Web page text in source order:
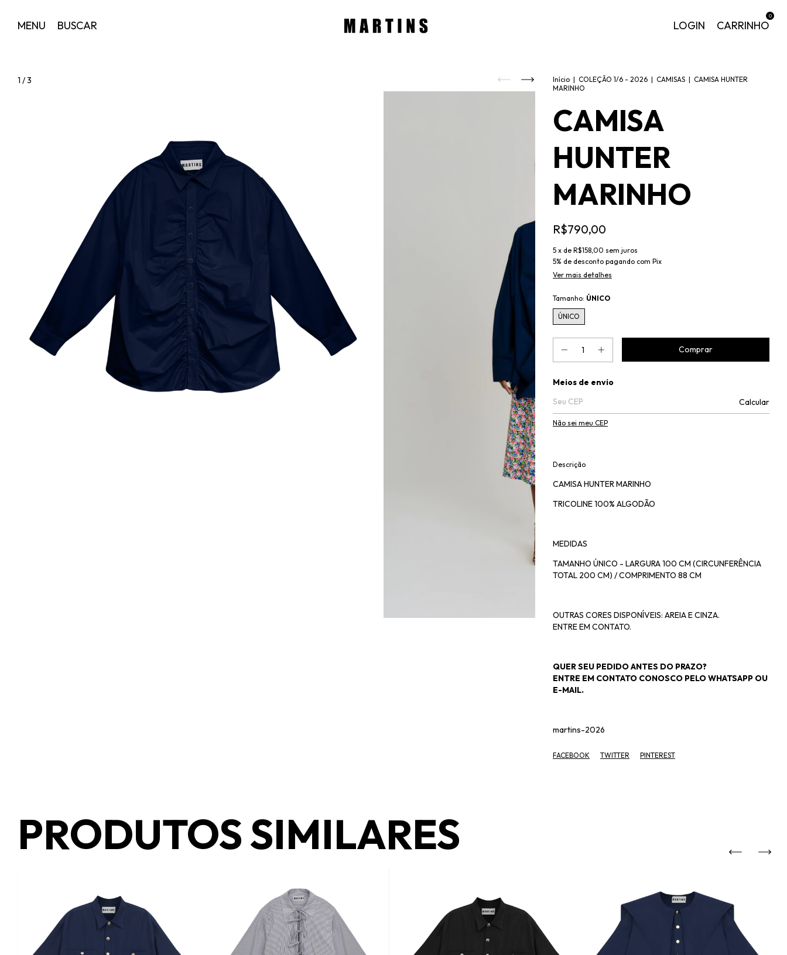
MENU BUSCAR LOGIN CARRINHO
0
1 /3 Início | COLEÇÃO 1/6 - 2026 | CAMISAS | CAMISA HUNTER
MARINHO
CAMISA
HUNTER
MARINHO
R$790,00
5 x de R$158,00 sem juros
5% de desconto pagando com Pix
Ver mais detalhes
Tamanho: ÚNICO
ÚNICO
Entregas para o CEP:
Meios de envio
Calcular
Não sei meu CEP
Descrição
CAMISA HUNTER MARINHO
TRICOLINE 100% ALGODÃO
MEDIDAS
TAMANHO ÚNICO - LARGURA 100 CM (CIRCUNFERÊNCIA
TOTAL 200 CM) / COMPRIMENTO 88 CM
OUTRAS CORES DISPONÍVEIS: AREIA E CINZA.
ENTRE EM CONTATO.
QUER SEU PEDIDO ANTES DO PRAZO?
ENTRE EM CONTATO CONOSCO PELO WHATSAPP OU
E-MAIL.
martins-2026
FACEBOOK TWITTER PINTEREST
PRODUTOS SIMILARES